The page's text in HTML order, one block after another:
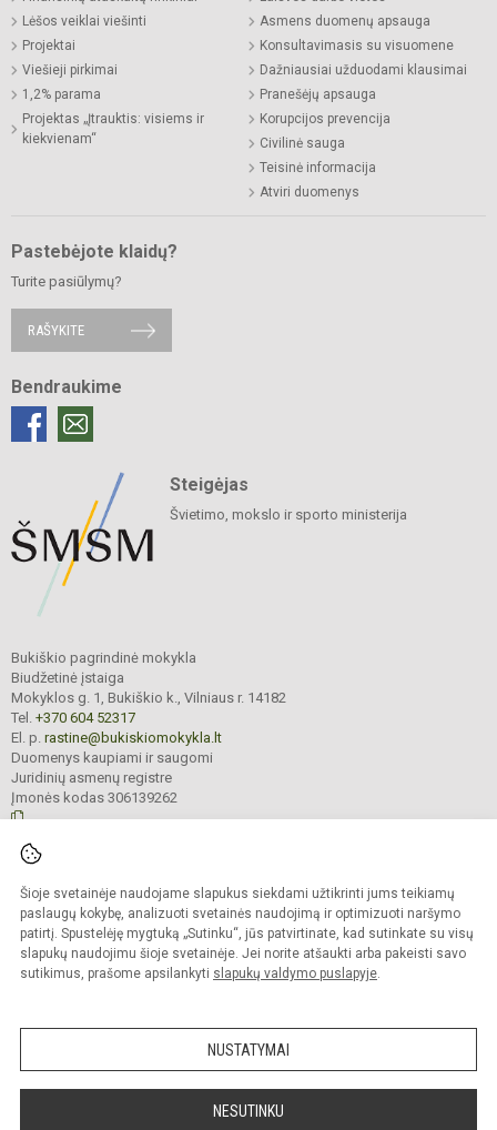
Šioje svetainėje naudojame slapukus siekdami užtikrinti jums teikiamų
paslaugų kokybę, analizuoti svetainės naudojimą ir optimizuoti naršymo
patirtį. Spustelėję mygtuką „Sutinku“, jūs patvirtinate, kad sutinkate su visų
slapukų naudojimu šioje svetainėje. Jei norite atšaukti arba pakeisti savo
sutikimus, prašome apsilankyti slapukų valdymo puslapyje.
NUSTATYMAI
NESUTINKU
Lėšos veiklai viešinti
Projektai
Viešieji pirkimai
1,2% parama
Projektas „Įtrauktis: visiems ir
kiekvienam“
Asmens duomenų apsauga
Konsultavimasis su visuomene
Dažniausiai užduodami klausimai
Pranešėjų apsauga
Korupcijos prevencija
Civilinė sauga
Teisinė informacija
Atviri duomenys
Pastebėjote klaidų?
Turite pasiūlymų?
RAŠYKITE
Bendraukime
Steigėjas
Švietimo, mokslo ir sporto ministerija
Bukiškio pagrindinė mokykla
Biudžetinė įstaiga
Mokyklos g. 1, Bukiškio k., Vilniaus r. 14182
Tel. +370 604 52317
El. p. rastine@bukiskiomokykla.lt
Duomenys kaupiami ir saugomi
Juridinių asmenų registre
Įmonės kodas 306139262
Kopijuoti turinį be raštiško Bukiškio pagrindinės mokyklos administracijos
sutikimo griežtai draudžiama.
Prieinamumo paraiška Slapukų valdymas
Sumanus būdas atnaujinti